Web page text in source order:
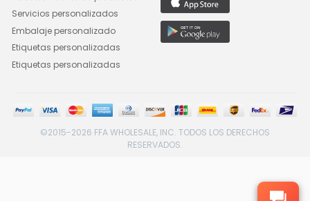
Servicios personalizados
Embalaje personalizado
Etiquetas personalizadas
Etiquetas personalizadas
©2015-2026 FFA WHOLESALE, INC. TODOS LOS DERECHOS
RESERVADOS.